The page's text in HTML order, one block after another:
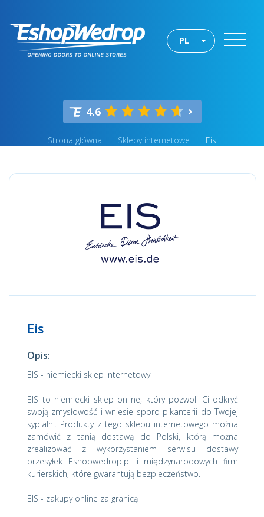
PL
4.6
Strona główna Sklepy internetowe Eis
Eis
Opis:
EIS - niemiecki sklep internetowy
EIS to niemiecki sklep online, który pozwoli Ci odkryć
swoją zmysłowość i wniesie sporo pikanterii do Twojej
sypialni. Produkty z tego sklepu internetowego można
zamówić z tanią dostawą do Polski, którą można
zrealizować z wykorzystaniem serwisu dostawy
przesyłek Eshopwedrop.pl i międzynarodowych firm
kurierskich, które gwarantują bezpieczeństwo.
EIS - zakupy online za granicą